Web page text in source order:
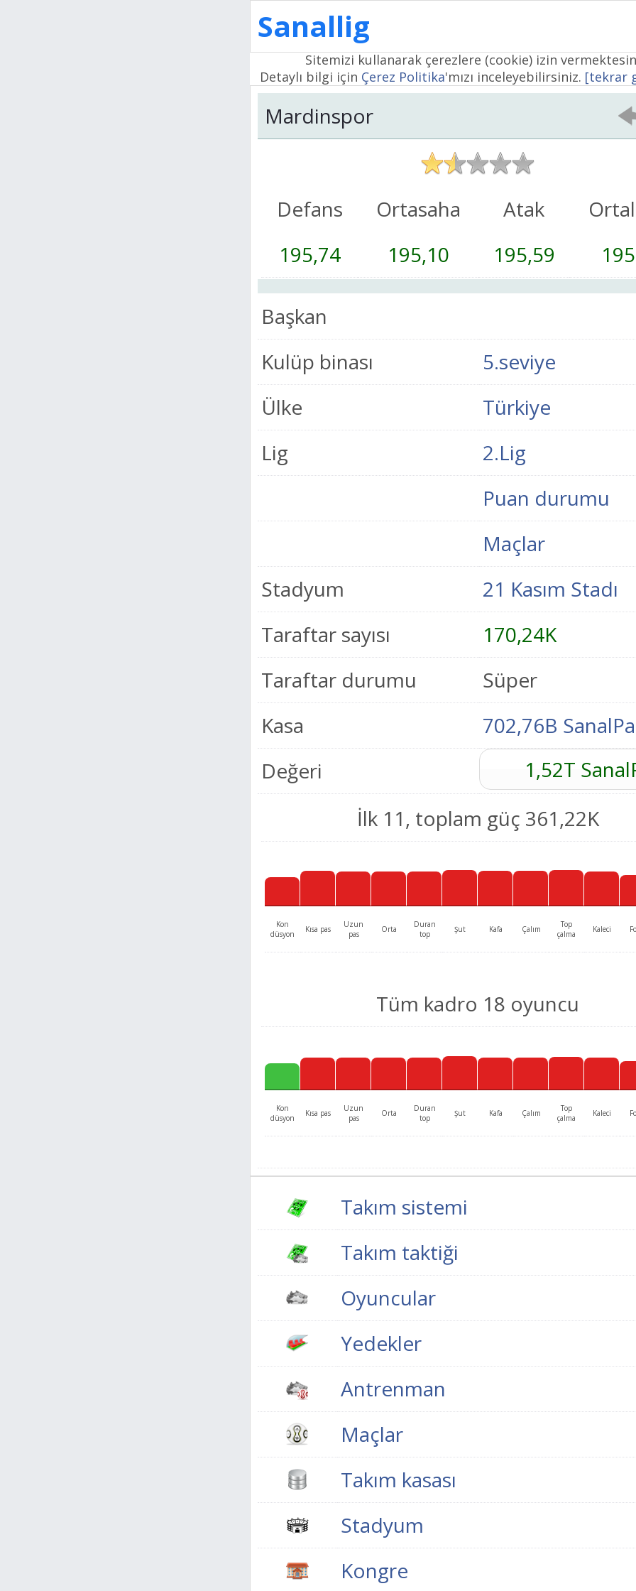
Sanallig
Sitemizi kullanarak çerezlere (cookie) izin
Detaylı bilgi için Çerez Politika'mızı inceleyebilirsiniz. [tekrar
Mardinspor
Defans Ortasaha Atak
195,74
195,10 195,59
Başkan
Kulüp binası
5.seviye
Ülke
Türkiye
Lig
2.Lig
Puan durumu
Maçlar
Stadyum
21 Kasım Stadı
Taraftar sayısı
170,24K
Taraftar durumu
Süper
Kasa
702,76B SanalPa
Değeri
1,52T
İlk 11, toplam güç 361,22K
Kon
düsyon
Kısa pas
Uzun
pas
Orta
Duran
top
Şut Kafa Çalım
Top
çalma
Kaleci
Tüm kadro 18 oyuncu
Kon
düsyon
Kısa pas
Uzun
pas
Orta
Duran
top
Şut Kafa Çalım
Top
çalma
Kaleci
Takım sistemi
Takım taktiği
Oyuncular
Yedekler
Antrenman
Maçlar
Takım kasası
Stadyum
Kongre